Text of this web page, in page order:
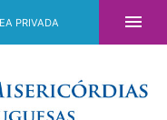
PRIVADA 